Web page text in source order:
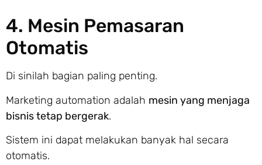
4. Mesin Pemasaran
Otomatis
Di sinilah bagian paling penting.
Marketing automation adalah mesin yang menjaga
bisnis tetap bergerak.
Sistem ini dapat melakukan banyak hal secara
otomatis.